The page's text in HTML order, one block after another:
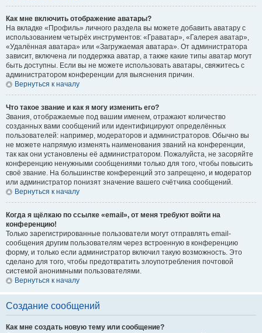
Как мне включить отображение аватары?
На вкладке «Профиль» личного раздела вы можете добавить аватару с
использованием четырёх инструментов: «Граватар», «Галерея аватар»,
«Удалённая аватара» или «Загружаемая аватара». От администратора
зависит, включена ли поддержка аватар, а также какие типы аватар могут
быть доступны. Если вы не можете использовать аватары, свяжитесь с
администратором конференции для выяснения причин.
Вернуться к началу
Что такое звание и как я могу изменить его?
Звания, отображаемые под вашим именем, отражают количество
созданных вами сообщений или идентифицируют определённых
пользователей: например, модераторов и администраторов. Обычно вы
не можете напрямую изменять наименования званий на конференции,
так как они установлены её администратором. Пожалуйста, не засоряйте
конференцию ненужными сообщениями только для того, чтобы повысить
своё звание. На большинстве конференций это запрещено, и модератор
или администратор понизят значение вашего счётчика сообщений.
Вернуться к началу
Когда я щёлкаю по ссылке «email», от меня требуют войти на
конференцию!
Только зарегистрированные пользователи могут отправлять email-
сообщения другим пользователям через встроенную в конференцию
форму, и только если администратор включил такую возможность. Это
сделано для того, чтобы предотвратить злоупотребления почтовой
системой анонимными пользователями.
Вернуться к началу
Создание сообщений
Как мне создать новую тему или сообщение?